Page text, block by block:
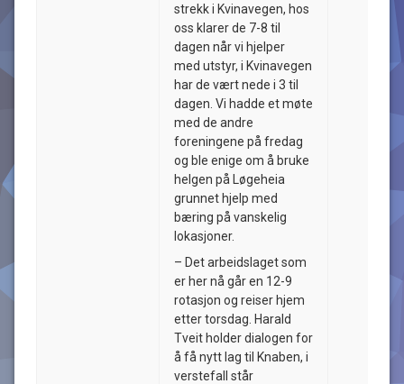
strekk i Kvinavegen, hos
oss klarer de 7-8 til
dagen når vi hjelper
med utstyr, i Kvinavegen
har de vært nede i 3 til
dagen. Vi hadde et møte
med de andre
foreningene på fredag
og ble enige om å bruke
helgen på Løgeheia
grunnet hjelp med
bæring på vanskelig
lokasjoner.
– Det arbeidslaget som
er her nå går en 12-9
rotasjon og reiser hjem
etter torsdag. Harald
Tveit holder dialogen for
å få nytt lag til Knaben, i
verstefall står